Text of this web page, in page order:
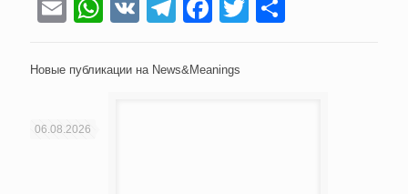
EmailWhatsApp
VKTelegram
Facebook
Twitter
Новые публикации на News&Meanings
06.08.2026